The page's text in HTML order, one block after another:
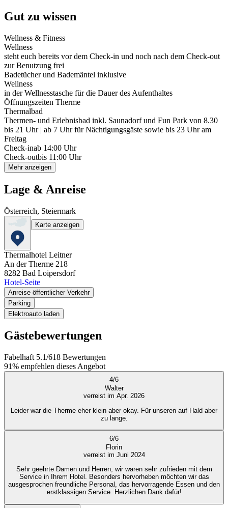
Gut zu wissen
Wellness & Fitness
Wellness
steht euch bereits vor dem Check-in und noch nach dem Check-out
zur Benutzung frei
Badetücher und Bademäntel inklusive
Wellness
in der Wellnesstasche für die Dauer des Aufenthaltes
Öffnungszeiten Therme
Thermalbad
Thermen- und Erlebnisbad inkl. Saunadorf und Fun Park von 8.30
bis 21 Uhr | ab 7 Uhr für Nächtigungsgäste sowie bis 23 Uhr am
Freitag
Check-inab 14:00 Uhr
Check-outbis 11:00 Uhr
Mehr anzeigen
Lage & Anreise
Österreich, Steiermark
Karte anzeigen
Thermalhotel Leitner
An der Therme 218
8282 Bad Loipersdorf
Hotel-Seite
Anreise öffentlicher Verkehr
Parking
Elektroauto laden
Gästebewertungen
Fabelhaft 5.1/618 Bewertungen
91% empfehlen dieses Angebot
4/6
Walter
verreist im Apr. 2026
Leider war die Therme eher klein aber okay. Für unseren auf Hald aber
zu lange.
6/6
Florin
verreist im Juni 2024
Sehr geehrte Damen und Herren, wir waren sehr zufrieden mit dem
Service in Ihrem Hotel. Besonders hervorheben möchten wir das
ausgesprochen freundliche Personal, das hervorragende Essen und den
erstklassigen Service. Herzlichen Dank dafür!